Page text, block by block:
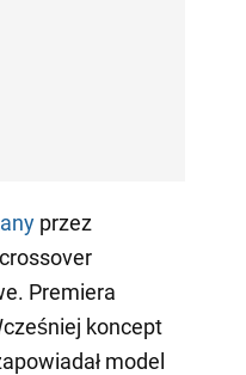
przez
Premiera
koncept
model